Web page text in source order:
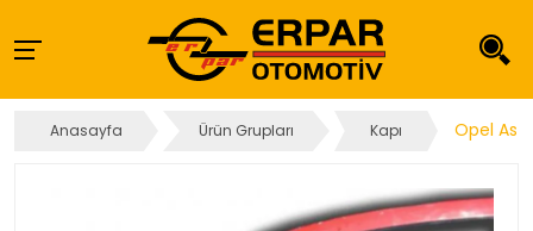
Anasayfa Ürün Grupları Kapı Opel